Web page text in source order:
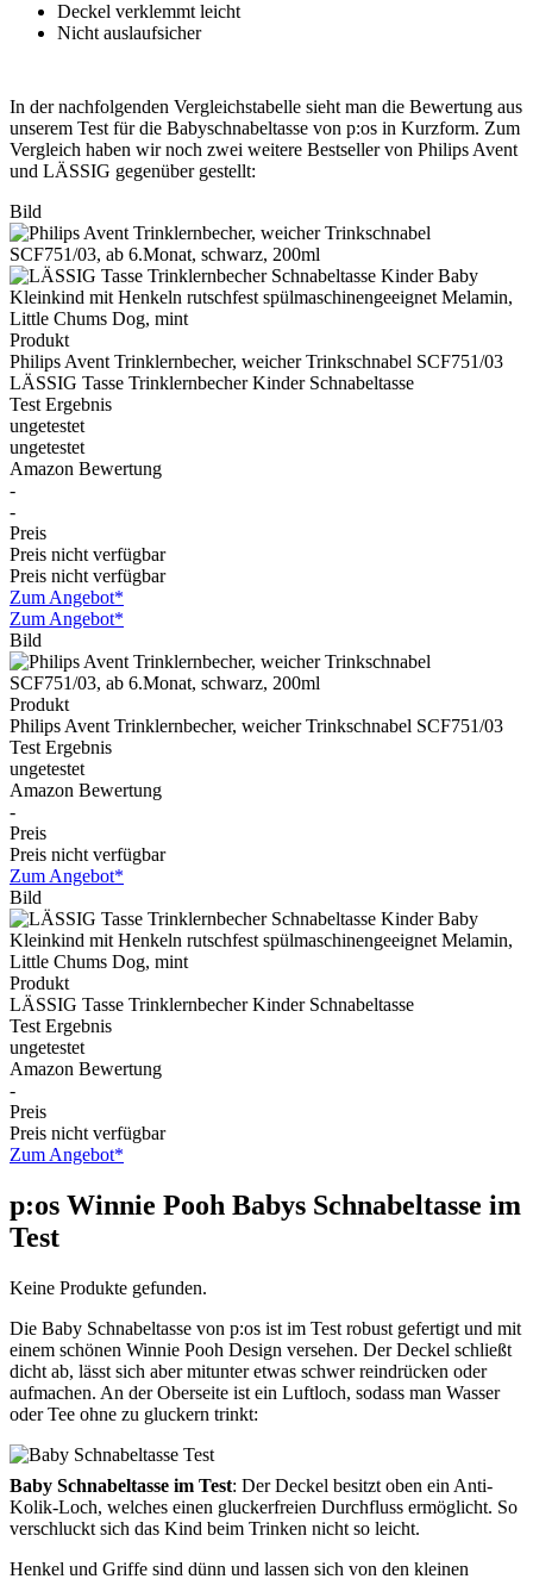
Deckel verklemmt leicht
Nicht auslaufsicher
In der nachfolgenden Vergleichstabelle sieht man die Bewertung aus
unserem Test für die Babyschnabeltasse von p:os in Kurzform. Zum
Vergleich haben wir noch zwei weitere Bestseller von Philips Avent
und LÄSSIG gegenüber gestellt:
Bild
Produkt
Philips Avent Trinklernbecher, weicher Trinkschnabel SCF751/03
LÄSSIG Tasse Trinklernbecher Kinder Schnabeltasse
Test Ergebnis
ungetestet
ungetestet
Amazon Bewertung
-
-
Preis
Preis nicht verfügbar
Preis nicht verfügbar
Zum Angebot*
Zum Angebot*
Bild
Produkt
Philips Avent Trinklernbecher, weicher Trinkschnabel SCF751/03
Test Ergebnis
ungetestet
Amazon Bewertung
-
Preis
Preis nicht verfügbar
Zum Angebot*
Bild
Produkt
LÄSSIG Tasse Trinklernbecher Kinder Schnabeltasse
Test Ergebnis
ungetestet
Amazon Bewertung
-
Preis
Preis nicht verfügbar
Zum Angebot*
p:os Winnie Pooh Babys Schnabeltasse im
Test
Keine Produkte gefunden.
Die Baby Schnabeltasse von p:os ist im Test robust gefertigt und mit
einem schönen Winnie Pooh Design versehen. Der Deckel schließt
dicht ab, lässt sich aber mitunter etwas schwer reindrücken oder
aufmachen. An der Oberseite ist ein Luftloch, sodass man Wasser
oder Tee ohne zu gluckern trinkt:
Baby Schnabeltasse im Test: Der Deckel besitzt oben ein Anti-
Kolik-Loch, welches einen gluckerfreien Durchfluss ermöglicht. So
verschluckt sich das Kind beim Trinken nicht so leicht.
Henkel und Griffe sind dünn und lassen sich von den kleinen